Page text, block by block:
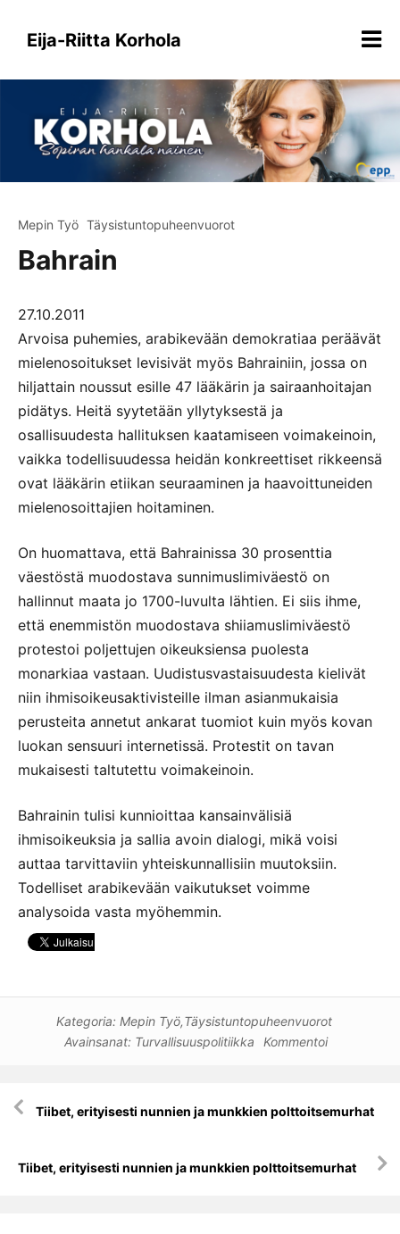
sisältöönEija-Riitta Korhola
Mepin Työ Täysistuntopuheenvuorot
Bahrain
27.10.2011
Arvoisa puhemies, arabikevään demokratiaa peräävät
mielenosoitukset levisivät myös Bahrainiin, jossa on
hiljattain noussut esille 47 lääkärin ja sairaanhoitajan
pidätys. Heitä syytetään yllytyksestä ja
osallisuudesta hallituksen kaatamiseen voimakeinoin,
vaikka todellisuudessa heidän konkreettiset rikkeensä
ovat lääkärin etiikan seuraaminen ja haavoittuneiden
mielenosoittajien hoitaminen.
On huomattava, että Bahrainissa 30 prosenttia
väestöstä muodostava sunnimuslimiväestö on
hallinnut maata jo 1700-luvulta lähtien. Ei siis ihme,
että enemmistön muodostava shiiamuslimiväestö
protestoi poljettujen oikeuksiensa puolesta
monarkiaa vastaan. Uudistusvastaisuudesta kielivät
niin ihmisoikeusaktivisteille ilman asianmukaisia
perusteita annetut ankarat tuomiot kuin myös kovan
luokan sensuuri internetissä. Protestit on tavan
mukaisesti taltutettu voimakeinoin.
Bahrainin tulisi kunnioittaa kansainvälisiä
ihmisoikeuksia ja sallia avoin dialogi, mikä voisi
auttaa tarvittaviin yhteiskunnallisiin muutoksiin.
Todelliset arabikevään vaikutukset voimme
analysoida vasta myöhemmin.
Kategoria: Mepin Työ,Täysistuntopuheenvuorot
Avainsanat: Turvallisuuspolitiikka Kommentoi
Artikkelien
selausTiibet, erityisesti nunnien ja munkkien polttoitsemurhat
Tiibet, erityisesti nunnien ja munkkien polttoitsemurhat